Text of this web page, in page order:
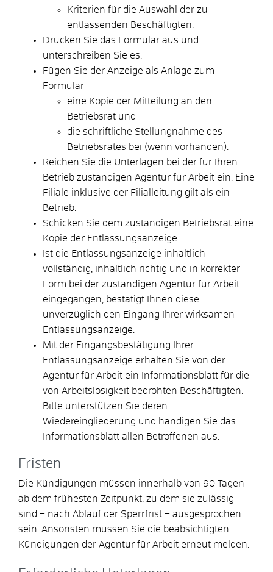
Kriterien für die Auswahl der zu
entlassenden Beschäftigten.
Drucken Sie das Formular aus und
unterschreiben Sie es.
Fügen Sie der Anzeige als Anlage zum
Formular
eine Kopie der Mitteilung an den
Betriebsrat und
die schriftliche Stellungnahme des
Betriebsrates bei (wenn vorhanden).
Reichen Sie die Unterlagen bei der für Ihren
Betrieb zuständigen Agentur für Arbeit ein. Eine
Filiale inklusive der Filialleitung gilt als ein
Betrieb.
Schicken Sie dem zuständigen Betriebsrat eine
Kopie der Entlassungsanzeige.
Ist die Entlassungsanzeige inhaltlich
vollständig, inhaltlich richtig und in korrekter
Form bei der zuständigen Agentur für Arbeit
eingegangen, bestätigt Ihnen diese
unverzüglich den Eingang Ihrer wirksamen
Entlassungsanzeige.
Mit der Eingangsbestätigung Ihrer
Entlassungsanzeige erhalten Sie von der
Agentur für Arbeit ein Informationsblatt für die
von Arbeitslosigkeit bedrohten Beschäftigten.
Bitte unterstützen Sie deren
Wiedereingliederung und händigen Sie das
Informationsblatt allen Betroffenen aus.
Fristen
Die Kündigungen müssen innerhalb von 90 Tagen
ab dem frühesten Zeitpunkt, zu dem sie zulässig
sind – nach Ablauf der Sperrfrist – ausgesprochen
sein. Ansonsten müssen Sie die beabsichtigten
Kündigungen der Agentur für Arbeit erneut melden.